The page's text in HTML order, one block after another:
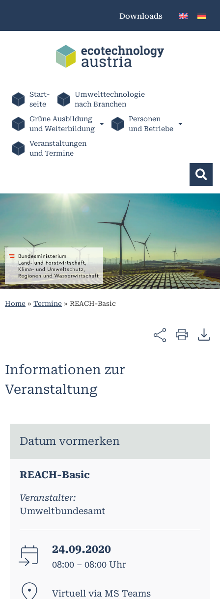
Downloads
Start-
seite
Umwelttechnologie
nach Branchen
Grüne Ausbildung
und Weiterbildung
Personen
und Betriebe
Veranstaltungen
und Termine
Home » Termine » REACH-Basic
Informationen zur
Veranstaltung
Datum vormerken
REACH-Basic
Veranstalter:
Umweltbundesamt
24.09.2020
08:00 – 08:00 Uhr
Virtuell via MS Teams